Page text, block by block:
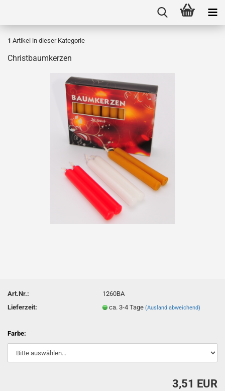
1 Artikel in dieser Kategorie
Christbaumkerzen
Art.Nr.:
1260BA
Lieferzeit:
ca. 3-4 Tage(Ausland abweichend)
Farbe:
3,51 EUR